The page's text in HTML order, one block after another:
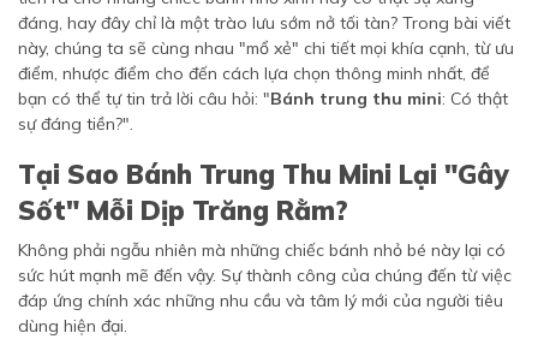
đáng, hay đây chỉ là một trào lưu sớm nở tối tàn? Trong bài viết
này, chúng ta sẽ cùng nhau "mổ xẻ" chi tiết mọi khía cạnh, từ ưu
điểm, nhược điểm cho đến cách lựa chọn thông minh nhất, để
bạn có thể tự tin trả lời câu hỏi: "Bánh trung thu mini: Có thật
sự đáng tiền?".
Tại Sao Bánh Trung Thu Mini Lại "Gây
Sốt" Mỗi Dịp Trăng Rằm?
Không phải ngẫu nhiên mà những chiếc bánh nhỏ bé này lại có
sức hút mạnh mẽ đến vậy. Sự thành công của chúng đến từ việc
đáp ứng chính xác những nhu cầu và tâm lý mới của người tiêu
dùng hiện đại.